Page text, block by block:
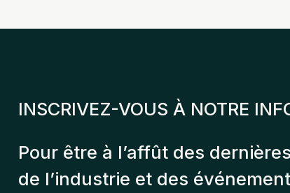
INSCRIVEZ-VOUS À NOTRE
Pour être à l’affût des
de l’industrie et des